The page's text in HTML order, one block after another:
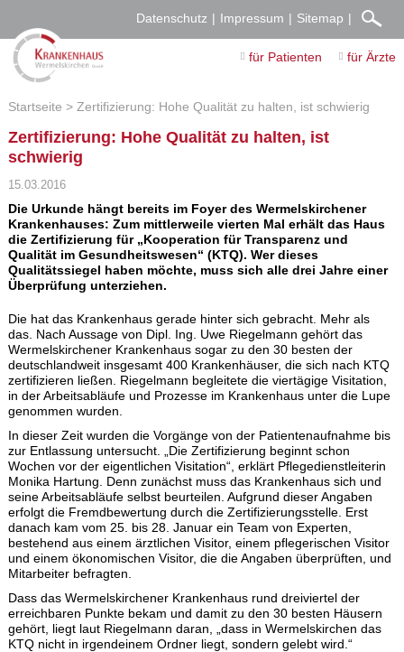
Datenschutz Impressum Sitemap
für Patienten für Ärzte
Startseite Zertifizierung: Hohe Qualität zu halten, ist schwierig
Zertifizierung: Hohe Qualität zu halten, ist
schwierig
15.03.2016
Die Urkunde hängt bereits im Foyer des Wermelskirchener
Krankenhauses: Zum mittlerweile vierten Mal erhält das Haus
die Zertifizierung für „Kooperation für Transparenz und
Qualität im Gesundheitswesen“ (KTQ). Wer dieses
Qualitätssiegel haben möchte, muss sich alle drei Jahre einer
Überprüfung unterziehen.
Die hat das Krankenhaus gerade hinter sich gebracht. Mehr als
das. Nach Aussage von Dipl. Ing. Uwe Riegelmann gehört das
Wermelskirchener Krankenhaus sogar zu den 30 besten der
deutschlandweit insgesamt 400 Krankenhäuser, die sich nach KTQ
zertifizieren ließen. Riegelmann begleitete die viertägige Visitation,
in der Arbeitsabläufe und Prozesse im Krankenhaus unter die Lupe
genommen wurden.
In dieser Zeit wurden die Vorgänge von der Patientenaufnahme bis
zur Entlassung untersucht. „Die Zertifizierung beginnt schon
Wochen vor der eigentlichen Visitation“, erklärt Pflegedienstleiterin
Monika Hartung. Denn zunächst muss das Krankenhaus sich und
seine Arbeitsabläufe selbst beurteilen. Aufgrund dieser Angaben
erfolgt die Fremdbewertung durch die Zertifizierungsstelle. Erst
danach kam vom 25. bis 28. Januar ein Team von Experten,
bestehend aus einem ärztlichen Visitor, einem pflegerischen Visitor
und einem ökonomischen Visitor, die die Angaben überprüften, und
Mitarbeiter befragten.
Dass das Wermelskirchener Krankenhaus rund dreiviertel der
erreichbaren Punkte bekam und damit zu den 30 besten Häusern
gehört, liegt laut Riegelmann daran, „dass in Wermelskirchen das
KTQ nicht in irgendeinem Ordner liegt, sondern gelebt wird.“